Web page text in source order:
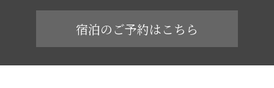
宿泊のご予約はこちら